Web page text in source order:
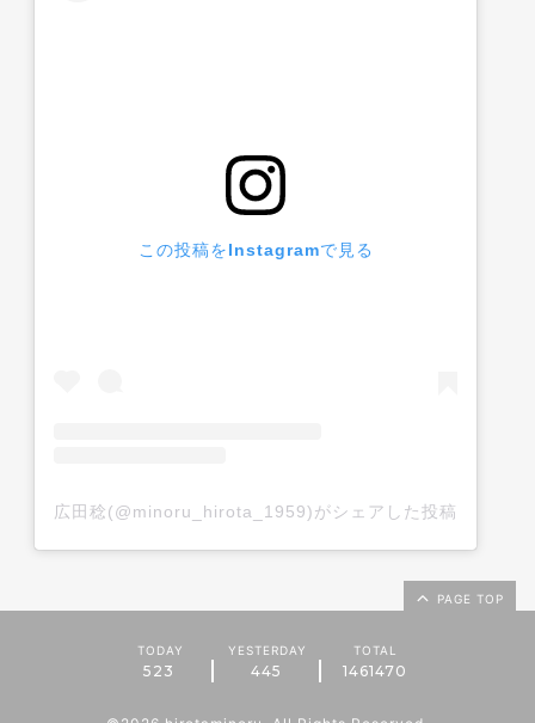
この投稿をInstagramで見る
広田稔(@minoru_hirota_1959)がシェアした投稿
PAGE TOP
TODAY
523
YESTERDAY
445
TOTAL
1461470